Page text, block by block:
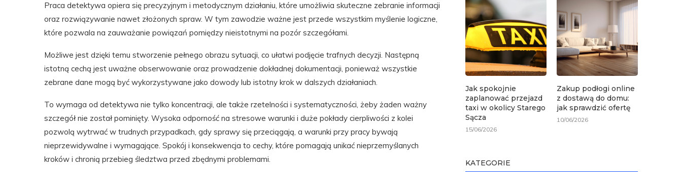
Praca detektywa opiera się precyzyjnym i metodycznym działaniu, które umożliwia skuteczne zebranie informacji
oraz rozwiązywanie nawet złożonych spraw. W tym zawodzie ważne jest przede wszystkim myślenie logiczne,
które pozwala na zauważanie powiązań pomiędzy nieistotnymi na pozór szczegółami.
Możliwe jest dzięki temu stworzenie pełnego obrazu sytuacji, co ułatwi podjęcie trafnych decyzji. Następną
istotną cechą jest uważne obserwowanie oraz prowadzenie dokładnej dokumentacji, ponieważ wszystkie
zebrane dane mogą być wykorzystywane jako dowody lub istotny krok w dalszych działaniach.
To wymaga od detektywa nie tylko koncentracji, ale także rzetelności i systematyczności, żeby żaden ważny
szczegół nie został pominięty. Wysoka odporność na stresowe warunki i duże pokłady cierpliwości z kolei
pozwolą wytrwać w trudnych przypadkach, gdy sprawy się przeciągają, a warunki przy pracy bywają
nieprzewidywalne i wymagające. Spokój i konsekwencja to cechy, które pomagają unikać nieprzemyślanych
kroków i chronią przebieg śledztwa przed zbędnymi problemami.
Jak spokojnie
zaplanować przejazd
taxi w okolicy Starego
Sącza
15/06/2026
Zakup podłogi online
z dostawą do domu:
jak sprawdzić ofertę
10/06/2026
KATEGORIE